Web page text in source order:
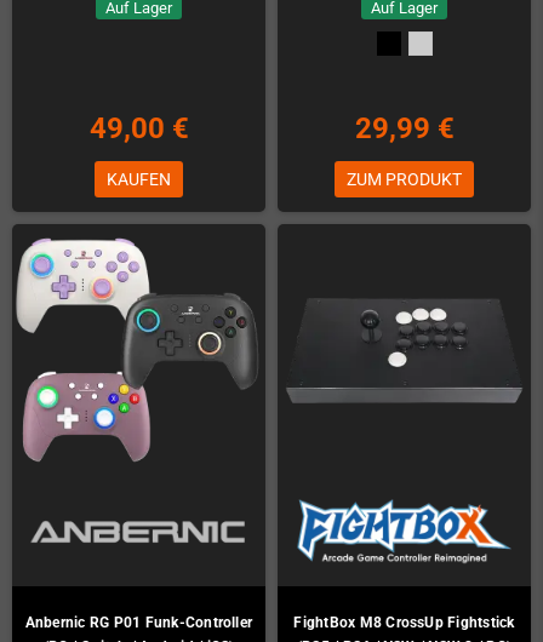
Auf Lager
49,00 €
KAUFEN
Auf Lager
29,99 €
ZUM PRODUKT
Anbernic RG P01 Funk-Controller
FightBox M8 CrossUp Fightstick